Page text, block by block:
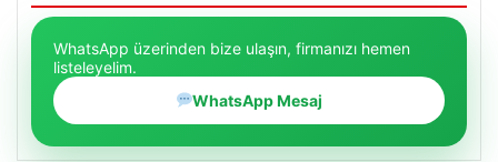
WhatsApp üzerinden bize ulaşın, firmanızı hemen
listeleyelim.
WhatsApp Mesaj